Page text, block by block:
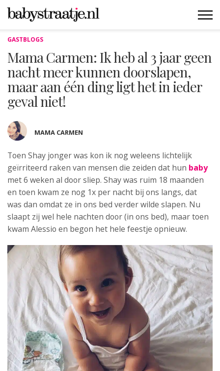
GASTBLOGS
Mama Carmen: Ik heb al 3 jaar geen
nacht meer kunnen doorslapen,
maar aan één ding ligt het in ieder
geval niet!
MAMA CARMEN
Toen Shay jonger was kon ik nog weleens lichtelijk
geïrriteerd raken van mensen die zeiden dat hun baby
met 6 weken al door sliep. Shay was ruim 18 maanden
en toen kwam ze nog 1x per nacht bij ons langs, dat
was dan omdat ze in ons bed verder wilde slapen. Nu
slaapt zij wel hele nachten door (in ons bed), maar toen
kwam Alessio en begon het hele feestje opnieuw.